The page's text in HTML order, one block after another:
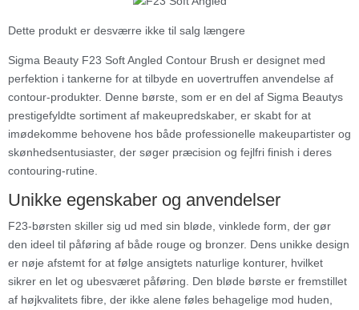
Dette produkt er desværre ikke til salg længere
Sigma Beauty F23 Soft Angled Contour Brush er designet med
perfektion i tankerne for at tilbyde en uovertruffen anvendelse af
contour-produkter. Denne børste, som er en del af Sigma Beautys
prestigefyldte sortiment af makeupredskaber, er skabt for at
imødekomme behovene hos både professionelle makeupartister og
skønhedsentusiaster, der søger præcision og fejlfri finish i deres
contouring-rutine.
Unikke egenskaber og anvendelser
F23-børsten skiller sig ud med sin bløde, vinklede form, der gør
den ideel til påføring af både rouge og bronzer. Dens unikke design
er nøje afstemt for at følge ansigtets naturlige konturer, hvilket
sikrer en let og ubesværet påføring. Den bløde børste er fremstillet
af højkvalitets fibre, der ikke alene føles behagelige mod huden,